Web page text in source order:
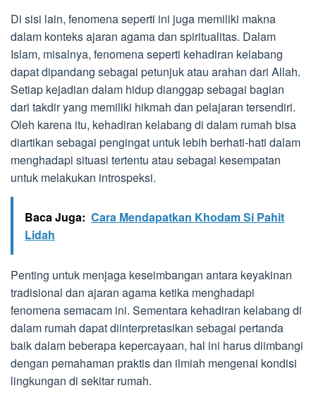
Di sisi lain, fenomena seperti ini juga memiliki makna
dalam konteks ajaran agama dan spiritualitas. Dalam
Islam, misalnya, fenomena seperti kehadiran kelabang
dapat dipandang sebagai petunjuk atau arahan dari Allah.
Setiap kejadian dalam hidup dianggap sebagai bagian
dari takdir yang memiliki hikmah dan pelajaran tersendiri.
Oleh karena itu, kehadiran kelabang di dalam rumah bisa
diartikan sebagai pengingat untuk lebih berhati-hati dalam
menghadapi situasi tertentu atau sebagai kesempatan
untuk melakukan introspeksi.
Baca Juga: Cara Mendapatkan Khodam Si Pahit
Lidah
Penting untuk menjaga keseimbangan antara keyakinan
tradisional dan ajaran agama ketika menghadapi
fenomena semacam ini. Sementara kehadiran kelabang di
dalam rumah dapat diinterpretasikan sebagai pertanda
baik dalam beberapa kepercayaan, hal ini harus diimbangi
dengan pemahaman praktis dan ilmiah mengenai kondisi
lingkungan di sekitar rumah.